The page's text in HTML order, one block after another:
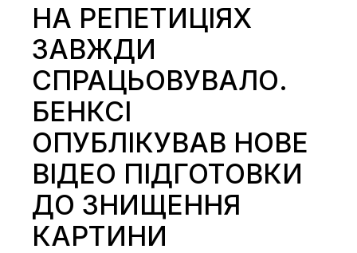
НА РЕПЕТИЦІЯХ
ЗАВЖДИ
СПРАЦЬОВУВАЛО.
БЕНКСІ
ОПУБЛІКУВАВ НОВЕ
ВІДЕО ПІДГОТОВКИ
ДО ЗНИЩЕННЯ
КАРТИНИ